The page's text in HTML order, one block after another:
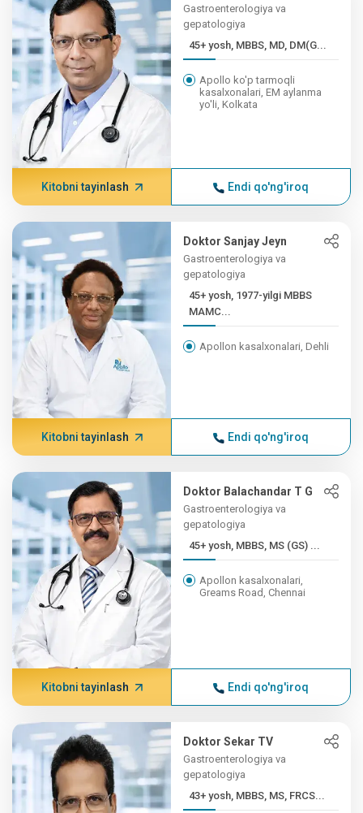
Gastroenterologiya va
gepatologiya
45+ yosh, MBBS, MD, DM(G...
Apollo ko'p tarmoqli
kasalxonalari, EM aylanma
yo'li, Kolkata
Kitobni tayinlash Endi qo'ng'iroq
Doktor Sanjay Jeyn
Gastroenterologiya va
gepatologiya
45+ yosh, 1977-yilgi MBBS
MAMC...
Apollon kasalxonalari, Dehli
Kitobni tayinlash Endi qo'ng'iroq
Doktor Balachandar T G
Gastroenterologiya va
gepatologiya
45+ yosh, MBBS, MS (GS) ...
Apollon kasalxonalari,
Greams Road, Chennai
Kitobni tayinlash Endi qo'ng'iroq
Doktor Sekar TV
Gastroenterologiya va
gepatologiya
43+ yosh, MBBS, MS, FRCS...